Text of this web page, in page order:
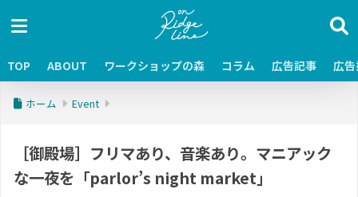
TOP ABOUT ワークショップの森 コラム 広告記事 広
ホーム Event
［御殿場］フリマあり、音楽あり。マニアック
な一夜を「parlor’s night market」